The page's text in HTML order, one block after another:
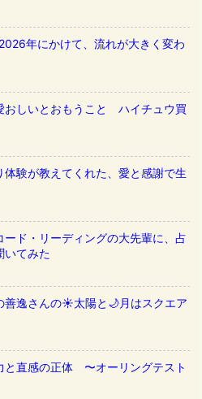
年にかけて、流れが大きく変わ
おしいとおもうこと ハイチュウ買
体験が教えてくれた、愛と感謝で生
ード・リーディングの大先輩に、占
いてみた
善逸さんの☀️太陽と🌙月はスクエア
と直感の正体 〜オーリングテスト